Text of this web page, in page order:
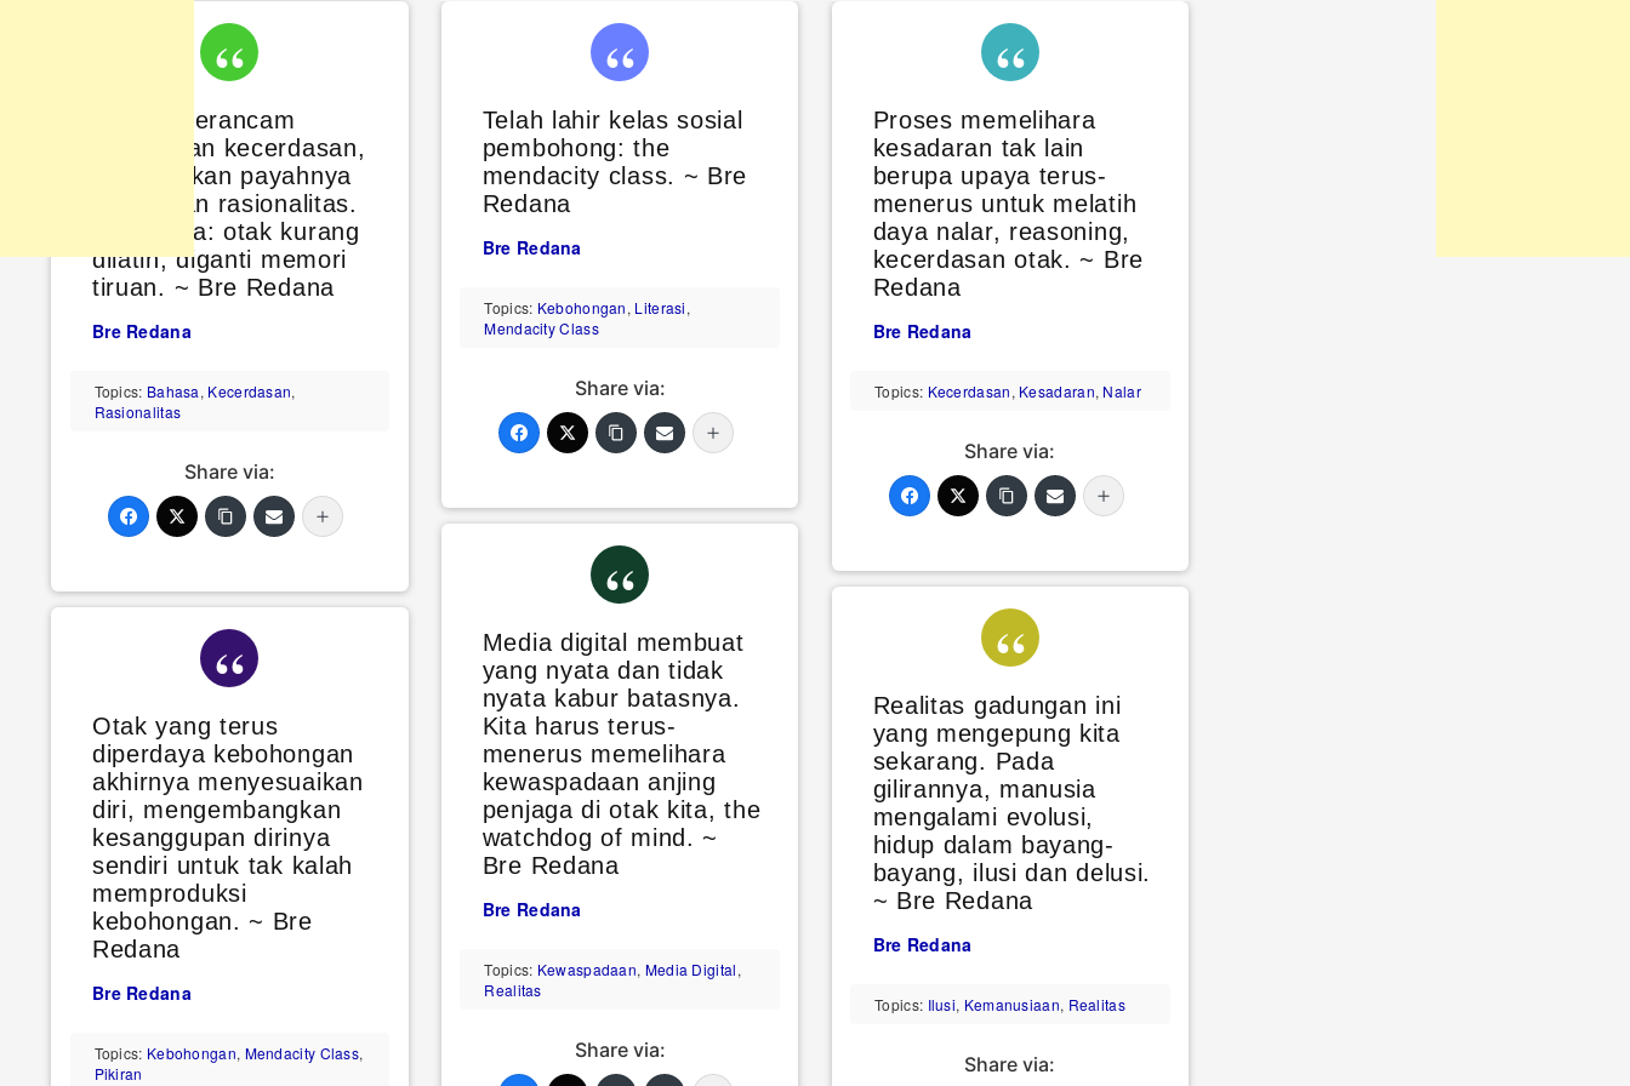
Bahasa terancam
kehilangan kecerdasan,
dikarenakan payahnya
logika dan rasionalitas.
Sebabnya: otak kurang
dilatih, diganti memori
tiruan. ~ Bre Redana
Bre Redana
Topics: Bahasa, Kecerdasan,
Rasionalitas
Share via:
Otak yang terus
diperdaya kebohongan
akhirnya menyesuaikan
diri, mengembangkan
kesanggupan dirinya
sendiri untuk tak kalah
memproduksi
kebohongan. ~ Bre
Redana
Bre Redana
Topics: Kebohongan, Mendacity Class,
Pikiran
Telah lahir kelas sosial
pembohong: the
mendacity class. ~ Bre
Redana
Bre Redana
Topics: Kebohongan, Literasi,
Mendacity Class
Share via:
Media digital membuat
yang nyata dan tidak
nyata kabur batasnya.
Kita harus terus-
menerus memelihara
kewaspadaan anjing
penjaga di otak kita, the
watchdog of mind. ~
Bre Redana
Bre Redana
Topics: Kewaspadaan, Media Digital,
Realitas
Share via:
Proses memelihara
kesadaran tak lain
berupa upaya terus-
menerus untuk melatih
daya nalar, reasoning,
kecerdasan otak. ~ Bre
Redana
Bre Redana
Topics: Kecerdasan, Kesadaran, Nalar
Share via:
Realitas gadungan ini
yang mengepung kita
sekarang. Pada
gilirannya, manusia
mengalami evolusi,
hidup dalam bayang-
bayang, ilusi dan delusi.
~ Bre Redana
Bre Redana
Topics: Ilusi, Kemanusiaan, Realitas
Share via: